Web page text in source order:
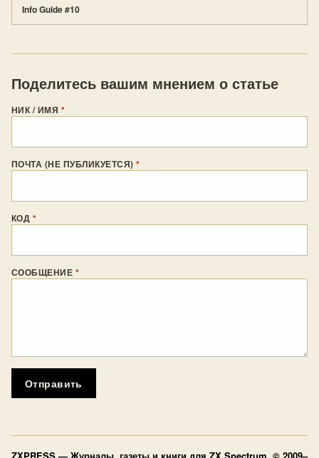
Info Guide #10
Поделитесь вашим мнением о статье
НИК / ИМЯ *
ПОЧТА (НЕ ПУБЛИКУЕТСЯ)*
КОД *
СООБЩЕНИЕ *
Отправить